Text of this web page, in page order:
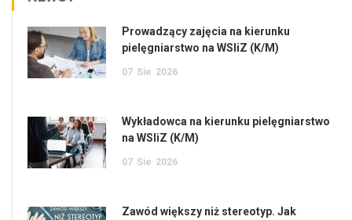
Prowadzący zajęcia na kierunku
pielęgniarstwo na WSIiZ (K/M)
07 Sie 2026
Wykładowca na kierunku pielęgniarstwo
na WSIiZ (K/M)
07 Sie 2026
Zawód większy niż stereotyp. Jak